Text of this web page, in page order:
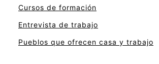
Cursos de formación
Entrevista de trabajo
Pueblos que ofrecen casa y trabajo